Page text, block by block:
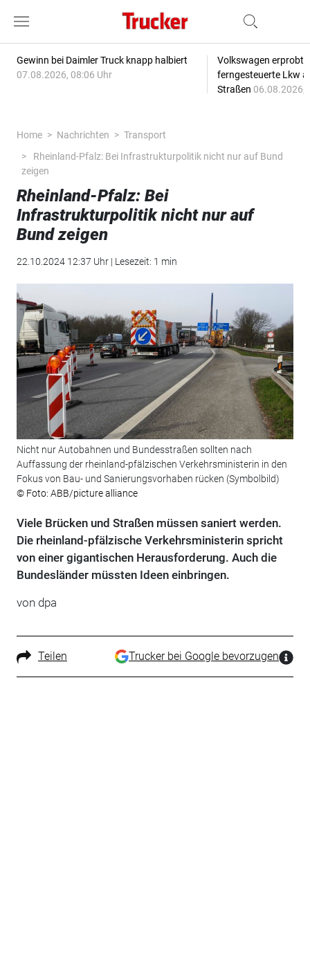
Gewinn bei Daimler Truck knapp halbiert
07.08.2026, 08:06 Uhr
Volkswagen erprobt
ferngesteuerte Lkw
Straßen 06.08.2026,
Home Nachrichten
Transport
Rheinland-Pfalz: Bei Infrastrukturpolitik nicht nur auf Bund
zeigen
Rheinland-Pfalz: Bei
Infrastrukturpolitik nicht nur auf
Bund zeigen
22.10.2024 12:37 Uhr | Lesezeit: 1 min
Nicht nur Autobahnen und Bundesstraßen sollten nach
Auffassung der rheinland-pfälzischen Verkehrsministerin in den
Fokus von Bau- und Sanierungsvorhaben rücken (Symbolbild)
© Foto: ABB/picture alliance
Viele Brücken und Straßen müssen saniert werden.
Die rheinland-pfälzische Verkehrsministerin spricht
von einer gigantischen Herausforderung. Auch die
Bundesländer müssten Ideen einbringen.
von dpa
Teilen Trucker bei Google bevorzugen